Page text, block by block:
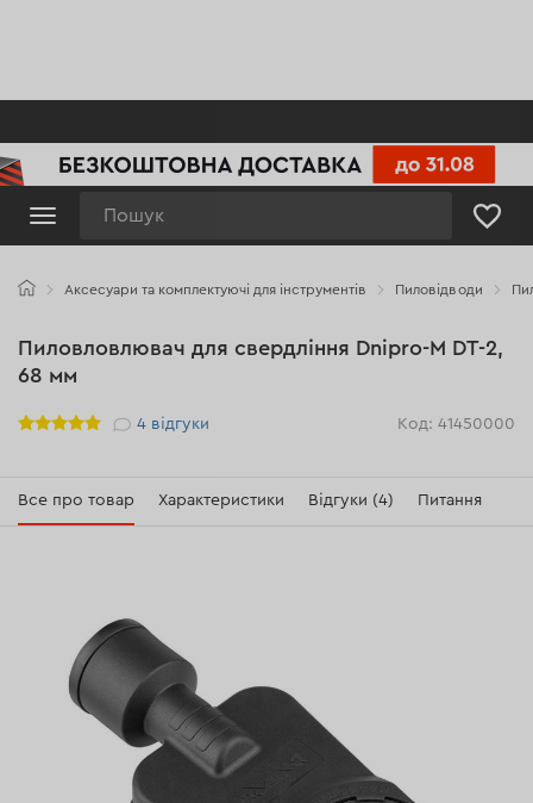
Аксесуари та комплектуючі для інструментів Пиловідводи
Пиловловлювач для свердління Dnipro-M DT-2,
68 мм
Рейтинг 4 відгуки Код: 41450000
Все про товар Характеристики Відгуки (4) Питання